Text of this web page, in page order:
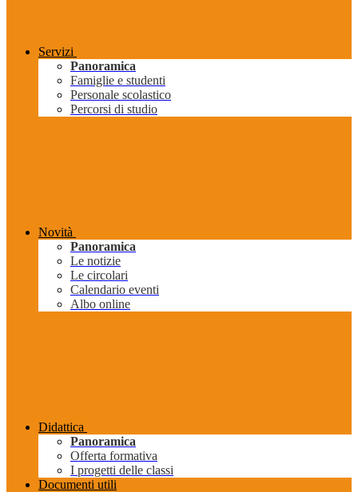
Servizi
Panoramica
Famiglie e studenti
Personale scolastico
Percorsi di studio
Novità
Panoramica
Le notizie
Le circolari
Calendario eventi
Albo online
Didattica
Panoramica
Offerta formativa
I progetti delle classi
Documenti utili